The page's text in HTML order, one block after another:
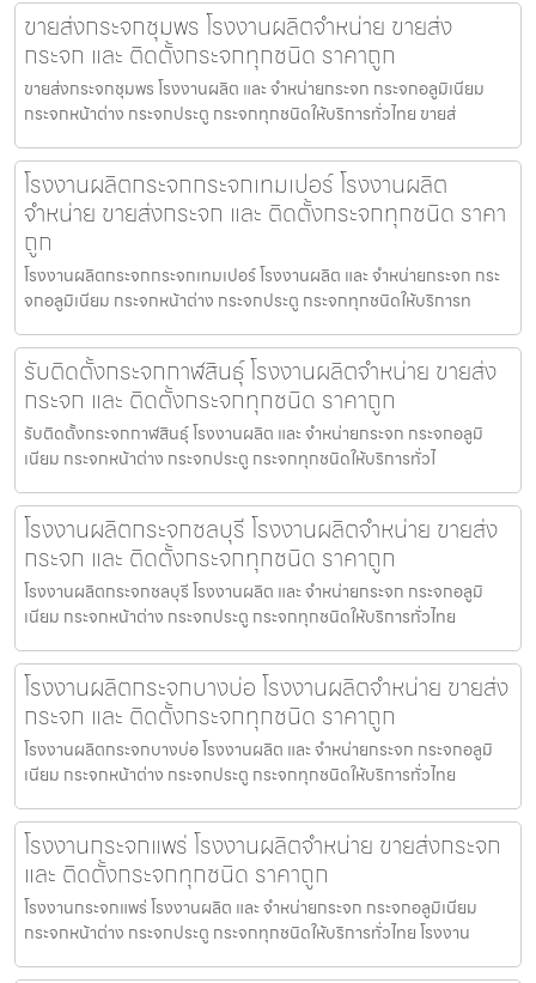
ขายส่งกระจกชุมพร โรงงานผลิตจำหน่าย ขายส่ง
กระจก และ ติดตั้งกระจกทุกชนิด ราคาถูก
ขายส่งกระจกชุมพร โรงงานผลิต และ จำหน่ายกระจก กระจกอลูมิเนียม
กระจกหน้าต่าง กระจกประตู กระจกทุกชนิดให้บริการทั่วไทย ขายส่
โรงงานผลิตกระจกกระจกเทมเปอร์ โรงงานผลิต
จำหน่าย ขายส่งกระจก และ ติดตั้งกระจกทุกชนิด ราคา
ถูก
โรงงานผลิตกระจกกระจกเทมเปอร์ โรงงานผลิต และ จำหน่ายกระจก กระ
จกอลูมิเนียม กระจกหน้าต่าง กระจกประตู กระจกทุกชนิดให้บริการท
รับติดตั้งกระจกกาฬสินธุ์ โรงงานผลิตจำหน่าย ขายส่ง
กระจก และ ติดตั้งกระจกทุกชนิด ราคาถูก
รับติดตั้งกระจกกาฬสินธุ์ โรงงานผลิต และ จำหน่ายกระจก กระจกอลูมิ
เนียม กระจกหน้าต่าง กระจกประตู กระจกทุกชนิดให้บริการทั่วไ
โรงงานผลิตกระจกชลบุรี โรงงานผลิตจำหน่าย ขายส่ง
กระจก และ ติดตั้งกระจกทุกชนิด ราคาถูก
โรงงานผลิตกระจกชลบุรี โรงงานผลิต และ จำหน่ายกระจก กระจกอลูมิ
เนียม กระจกหน้าต่าง กระจกประตู กระจกทุกชนิดให้บริการทั่วไทย
โรงงานผลิตกระจกบางบ่อ โรงงานผลิตจำหน่าย ขายส่ง
กระจก และ ติดตั้งกระจกทุกชนิด ราคาถูก
โรงงานผลิตกระจกบางบ่อ โรงงานผลิต และ จำหน่ายกระจก กระจกอลูมิ
เนียม กระจกหน้าต่าง กระจกประตู กระจกทุกชนิดให้บริการทั่วไทย
โรงงานกระจกแพร่ โรงงานผลิตจำหน่าย ขายส่งกระจก
และ ติดตั้งกระจกทุกชนิด ราคาถูก
โรงงานกระจกแพร่ โรงงานผลิต และ จำหน่ายกระจก กระจกอลูมิเนียม
กระจกหน้าต่าง กระจกประตู กระจกทุกชนิดให้บริการทั่วไทย โรงงาน